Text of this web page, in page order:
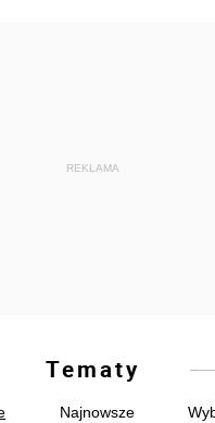
REKLAMA
Tematy
Najnowsze